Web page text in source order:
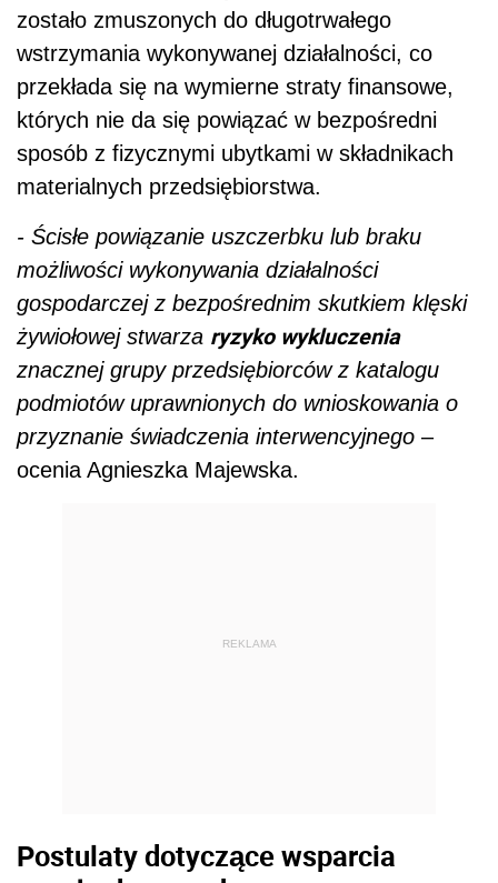
zostało zmuszonych do długotrwałego
wstrzymania wykonywanej działalności, co
przekłada się na wymierne straty finansowe,
których nie da się powiązać w bezpośredni
sposób z fizycznymi ubytkami w składnikach
materialnych przedsiębiorstwa.
- Ścisłe powiązanie uszczerbku lub braku
możliwości wykonywania działalności
gospodarczej z bezpośrednim skutkiem klęski
żywiołowej stwarza ryzyko wykluczenia
znacznej grupy przedsiębiorców z katalogu
podmiotów uprawnionych do wnioskowania o
przyznanie świadczenia interwencyjnego –
ocenia Agnieszka Majewska.
REKLAMA
Postulaty dotyczące wsparcia